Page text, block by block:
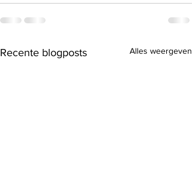
Recente blogposts Alles weergeven